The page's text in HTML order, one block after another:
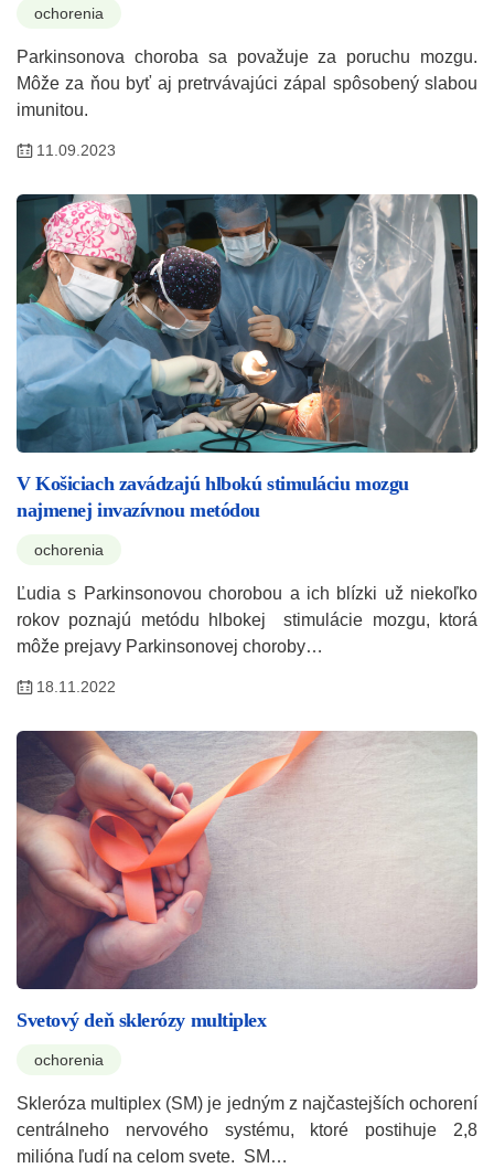
ochorenia
Parkinsonova choroba sa považuje za poruchu mozgu.
Môže za ňou byť aj pretrvávajúci zápal spôsobený slabou
imunitou.
11.09.2023
V Košiciach zavádzajú hlbokú stimuláciu mozgu
najmenej invazívnou metódou
ochorenia
Ľudia s Parkinsonovou chorobou a ich blízki už niekoľko
rokov poznajú metódu hlbokej stimulácie mozgu, ktorá
môže prejavy Parkinsonovej choroby…
18.11.2022
Svetový deň sklerózy multiplex
ochorenia
Skleróza multiplex (SM) je jedným z najčastejších ochorení
centrálneho nervového systému, ktoré postihuje 2,8
milióna ľudí na celom svete. SM…